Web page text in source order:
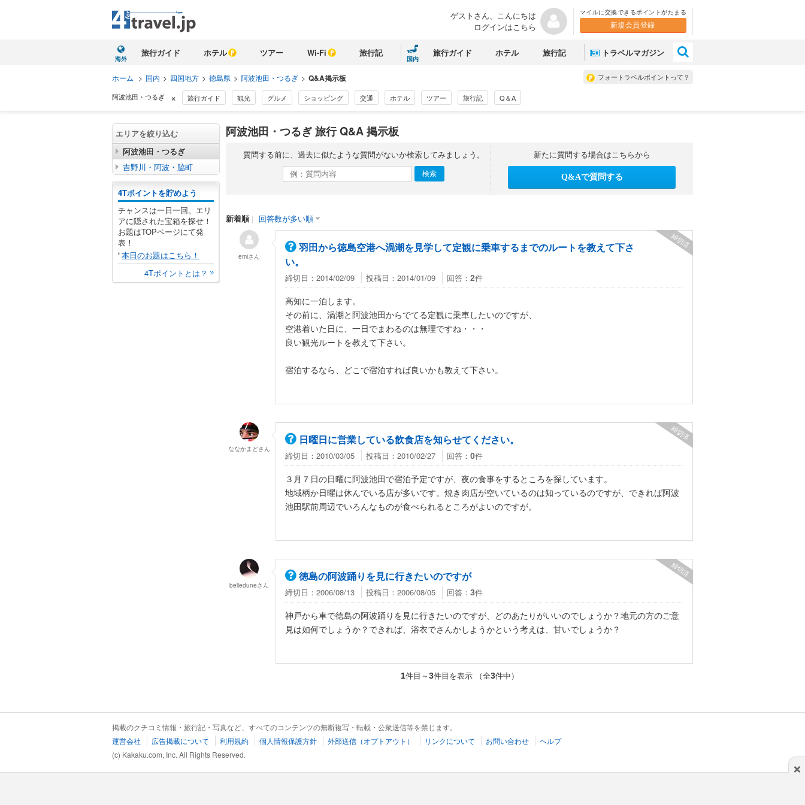
ゲストさん、こんにちは
ログインはこちら
マイルに交換できるポイントがたまる
新規会員登録
海外
旅行ガイド ホテル ツアー Wi-Fi 旅行記
国内
旅行ガイド ホテル 旅行記 トラベルマガジン
フォートラベルポイントって？
ホーム > 国内 > 四国地方 > 徳島県 > 阿波池田・つるぎ > Q&A掲示板
阿波池田・つるぎ × 旅行ガイド 観光 グルメ ショッピング 交通 ホテル ツアー 旅行記 Q＆A
阿波池田・つるぎ 旅行 Q&A 掲示板
質問する前に、過去に似たような質問がないか検索してみましょう。 新たに質問する場合はこちらから
Q&Aで質問する
新着順｜ 回答数が多い順
羽田から徳島空港へ渦潮を見学して定観に乗車するまでのルートを教えて下さ
い。
締切日：2014/02/09 投稿日：2014/01/09 回答： 2件
締切済
高知に一泊します。
その前に、渦潮と阿波池田からでてる定観に乗車したいのですが、
空港着いた日に、一日でまわるのは無理ですね・・・
良い観光ルートを教えて下さい。
宿泊するなら、どこで宿泊すれば良いかも教えて下さい。
emiさん
日曜日に営業している飲食店を知らせてください。
締切日：2010/03/05 投稿日：2010/02/27 回答： 0件
締切済
３月７日の日曜に阿波池田で宿泊予定ですが、夜の食事をするところを探しています。
地域柄か日曜は休んでいる店が多いです。焼き肉店が空いているのは知っているのですが、できれば阿波
池田駅前周辺でいろんなものが食べられるところがよいのですが。
ななかまどさん
徳島の阿波踊りを見に行きたいのですが
締切日：2006/08/13 投稿日：2006/08/05 回答： 3件
締切済
神戸から車で徳島の阿波踊りを見に行きたいのですが、どのあたりがいいのでしょうか？地元の方のご意
見は如何でしょうか？できれば、浴衣でさんかしようかという考えは、甘いでしょうか？
belleduneさん
1件目～3件目を表示 （全3件中）
エリアを絞り込む
阿波池田・つるぎ
吉野川・阿波・脇町
4Tポイントを貯めよう
チャンスは一日一回。エリ
アに隠された宝箱を探せ！
お題はTOPページにて発
表！
本日のお題はこちら！
4Tポイントとは？
×
掲載のクチコミ情報・旅行記・写真など、すべてのコンテンツの無断複写・転載・公衆送信等を禁じます。
運営会社
広告掲載について 利用規約 個人情報保護方針 外部送信（オプトアウト） リンクについて お問い合わせ
ヘルプ
(c) Kakaku.com, Inc. All Rights Reserved.